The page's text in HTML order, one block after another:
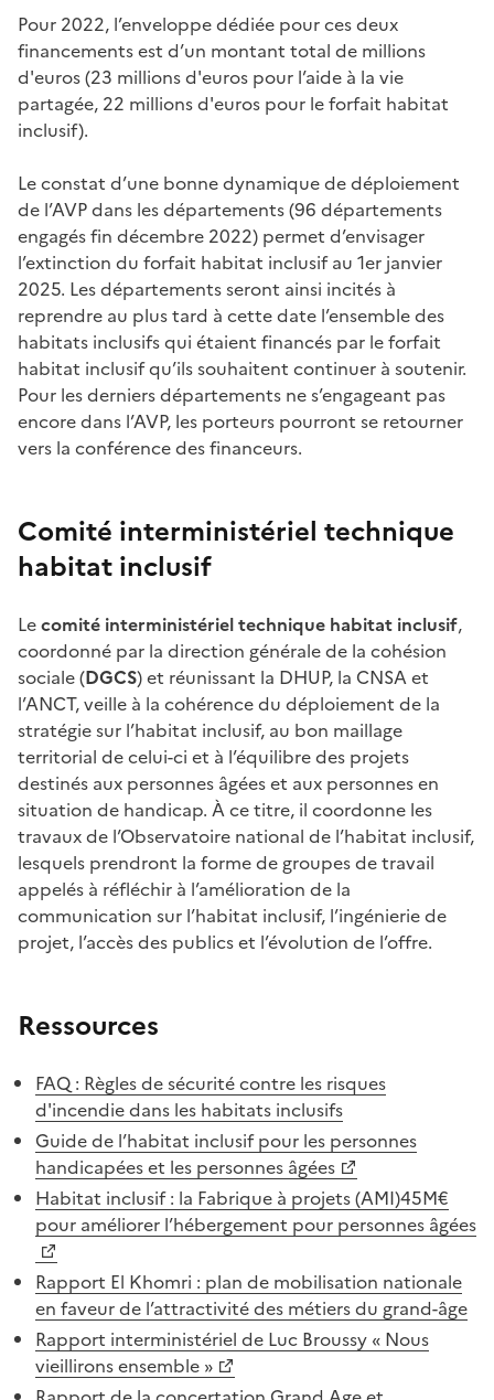
Pour 2022, l’enveloppe dédiée pour ces deux
financements est d’un montant total de millions
d'euros (23 millions d'euros pour l’aide à la vie
partagée, 22 millions d'euros pour le forfait habitat
inclusif).
Le constat d’une bonne dynamique de déploiement
de l’AVP dans les départements (96 départements
engagés fin décembre 2022) permet d’envisager
l’extinction du forfait habitat inclusif au 1er janvier
2025. Les départements seront ainsi incités à
reprendre au plus tard à cette date l’ensemble des
habitats inclusifs qui étaient financés par le forfait
habitat inclusif qu’ils souhaitent continuer à soutenir.
Pour les derniers départements ne s’engageant pas
encore dans l’AVP, les porteurs pourront se retourner
vers la conférence des financeurs.
Comité interministériel technique
habitat inclusif
Lecomité interministériel technique habitat inclusif,
coordonné par la direction générale de la cohésion
sociale (DGCS) et réunissant la DHUP, la CNSA et
l’ANCT, veille à la cohérence du déploiement de la
stratégie sur l’habitat inclusif, au bon maillage
territorial de celui-ci et à l’équilibre des projets
destinés aux personnes âgées et aux personnes en
situation de handicap. À ce titre, il coordonne les
travaux de l’Observatoire national de l’habitat inclusif,
lesquels prendront la forme de groupes de travail
appelés à réfléchir à l’amélioration de la
communication sur l’habitat inclusif, l’ingénierie de
projet, l’accès des publics et l’évolution de l’offre.
Ressources
FAQ : Règles de sécurité contre les risques
d'incendie dans les habitats inclusifs
Guide de l’habitat inclusif pour les personnes
handicapées et les personnes âgées
Habitat inclusif : la Fabrique à projets (AMI)45M€
pour améliorer l’hébergement pour personnes âgées
Rapport El Khomri : plan de mobilisation nationale
en faveur de l’attractivité des métiers du grand-âge
Rapport interministériel de Luc Broussy « Nous
vieillirons ensemble »